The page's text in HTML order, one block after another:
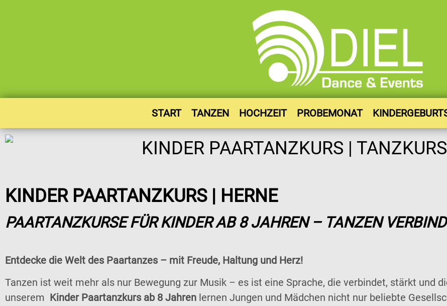
START TANZEN HOCHZEIT PROBEMONAT
KINDER PAARTANZKURS | HERNE
PAARTANZKURSE FÜR KINDER AB 8 JAHREN – TANZEN
Entdecke die Welt des Paartanzes – mit Freude, Haltung und Herz!
Tanzen ist weit mehr als nur Bewegung zur Musik – es ist eine Sprache, die verbindet, stärkt und
unserem Kinder Paartanzkurs ab 8 Jahren lernen Jungen und Mädchen nicht nur beliebte